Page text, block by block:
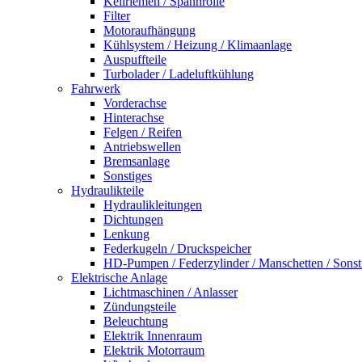
Filter
Motoraufhängung
Kühlsystem / Heizung / Klimaanlage
Auspuffteile
Turbolader / Ladeluftkühlung
Fahrwerk
Vorderachse
Hinterachse
Felgen / Reifen
Antriebswellen
Bremsanlage
Sonstiges
Hydraulikteile
Hydraulikleitungen
Dichtungen
Lenkung
Federkugeln / Druckspeicher
HD-Pumpen / Federzylinder / Manschetten /
Elektrische Anlage
Lichtmaschinen / Anlasser
Zündungsteile
Beleuchtung
Elektrik Innenraum
Elektrik Motorraum